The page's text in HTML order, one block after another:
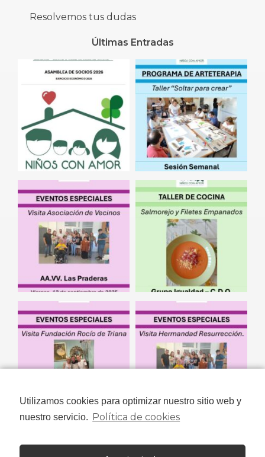
Utilizamos cookies para optimizar nuestro sitio web y
nuestro servicio. Política de cookies
Resolvemos tus dudas
Últimas Entradas